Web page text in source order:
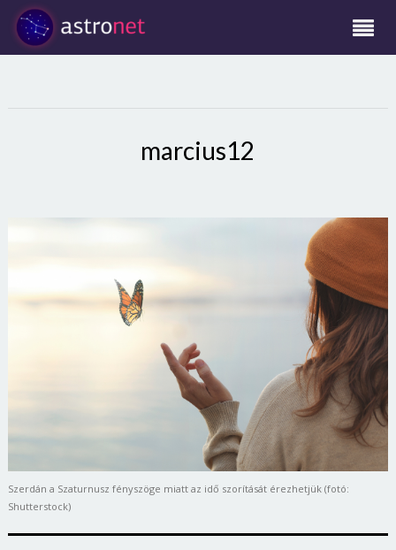
marcius12
Szerdán a Szaturnusz fényszöge miatt az idő szorítását érezhetjük (fotó:
Shutterstock)